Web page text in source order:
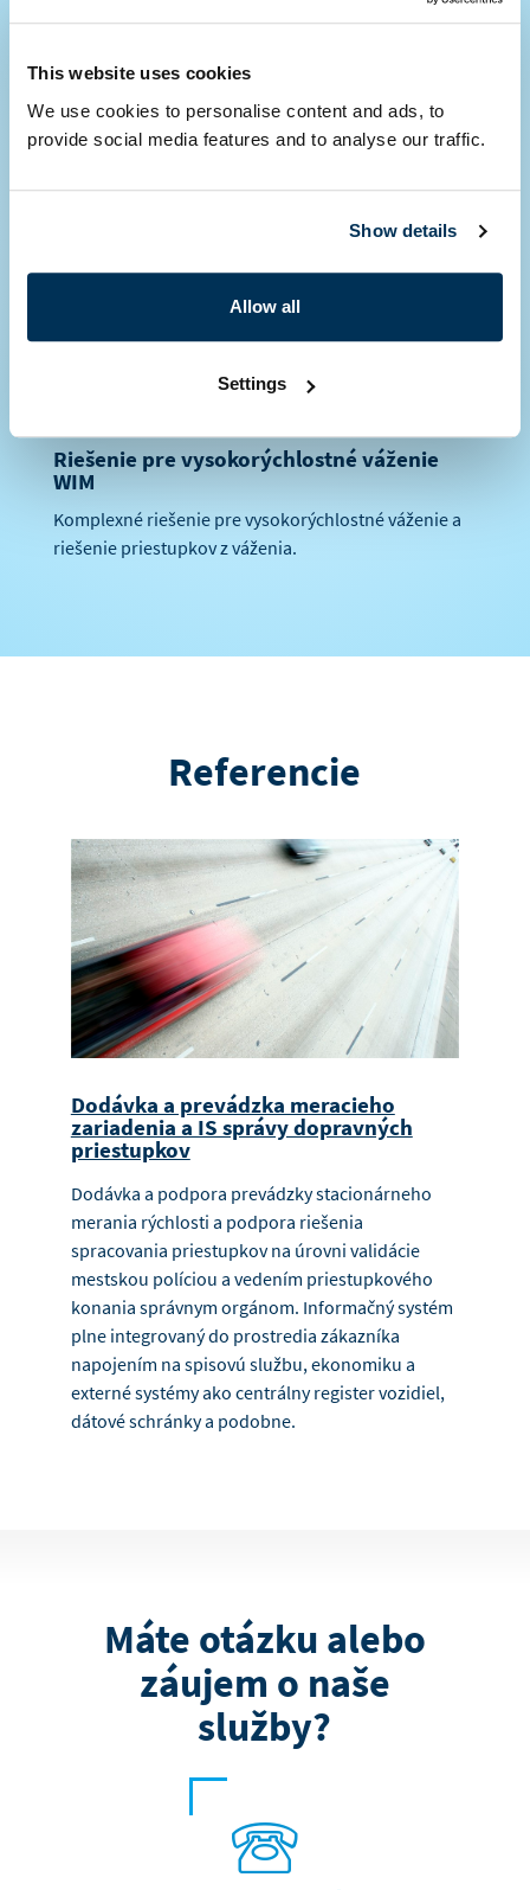
This website uses cookies
We use cookies to personalise content and ads, to
provide social media features and to analyse our traffic.
Show details
Allow all
Settings
Detekcia dopravných priestupkov a
agenda SDP
priestupkov a vedenia správneho konania.
Produktový list v pdf (CZ)
Riešenie pre vysokorýchlostné váženie
WIM
Komplexné riešenie pre vysokorýchlostné váženie a
riešenie priestupkov z váženia.
Referencie
Dodávka a prevádzka meracieho
zariadenia a IS správy dopravných
priestupkov
Dodávka a podpora prevádzky stacionárneho
merania rýchlosti a podpora riešenia
spracovania priestupkov na úrovni validácie
mestskou políciou a vedením priestupkového
konania správnym orgánom. Informačný systém
plne integrovaný do prostredia zákazníka
napojením na spisovú službu, ekonomiku a
externé systémy ako centrálny register vozidiel,
dátové schránky a podobne.
Máte otázku alebo
záujem o naše
služby?